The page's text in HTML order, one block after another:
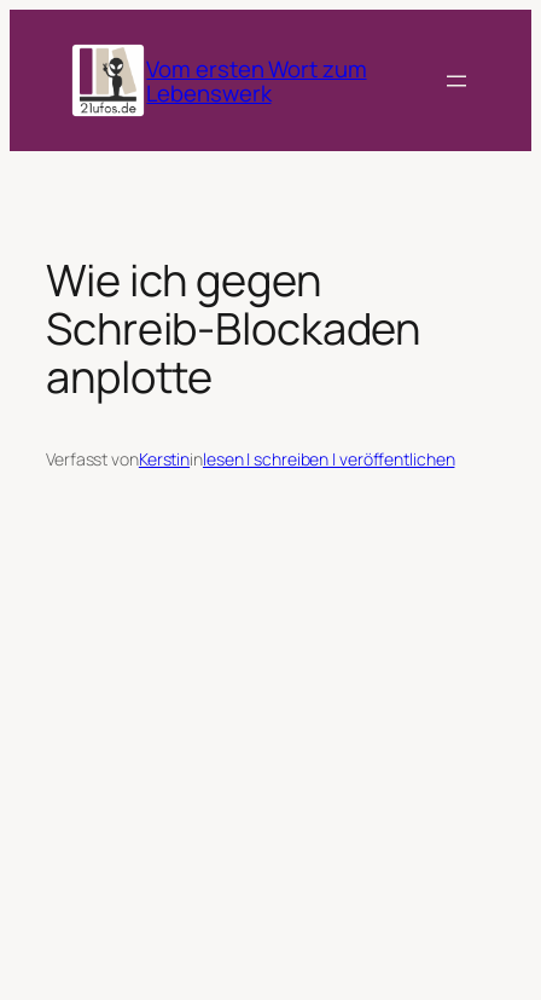
Vom ersten Wort zum
Lebenswerk
Wie ich gegen
Schreib-Blockaden
anplotte
Verfasst vonKerstininlesen | schreiben | veröffentlichen